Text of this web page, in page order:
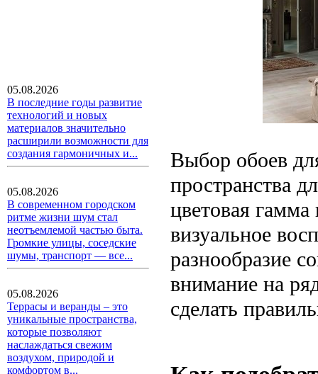
05.08.2026
В последние годы развитие
технологий и новых
материалов значительно
расширили возможности для
создания гармоничных и...
05.08.2026
В современном городском
ритме жизни шум стал
неотъемлемой частью быта.
Громкие улицы, соседские
шумы, транспорт — все...
05.08.2026
Террасы и веранды – это
уникальные пространства,
которые позволяют
наслаждаться свежим
воздухом, природой и
комфортом в...
Выбор обоев
пространства
цветовая
визуальное
разнообразие
внимание на
сделать